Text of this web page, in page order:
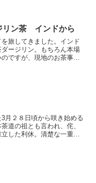
リン茶 インドから
旅してきました。インド
ダージリン。もちろん本場
ですが、現地のお茶事情
月２８日頃から咲き始める
道の祖とも言われ、侘、
した利休。清楚な一重の